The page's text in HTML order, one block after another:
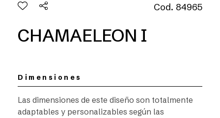
Cod. 84965
CHAMAELEON I
Dimensiones
Las dimensiones de este diseño son totalmente
adaptables y personalizables según las